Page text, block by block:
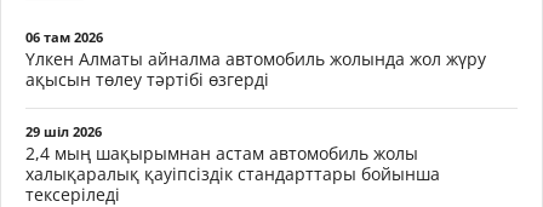
06 там 2026
Үлкен Алматы айналма автомобиль жолында жол жүру
ақысын төлеу тәртібі өзгерді
29 шіл 2026
2,4 мың шақырымнан астам автомобиль жолы
халықаралық қауіпсіздік стандарттары бойынша
тексеріледі